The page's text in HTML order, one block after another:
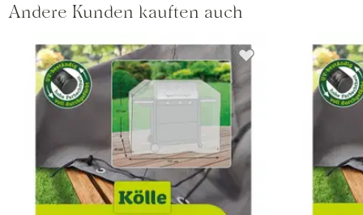
Andere Kunden kauften auch